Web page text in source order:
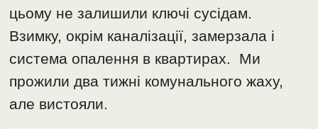
цьому не залишили ключі сусідам.
Взимку, окрім каналізації, замерзала і
система опалення в квартирах. Ми
прожили два тижні комунального жаху,
але вистояли.